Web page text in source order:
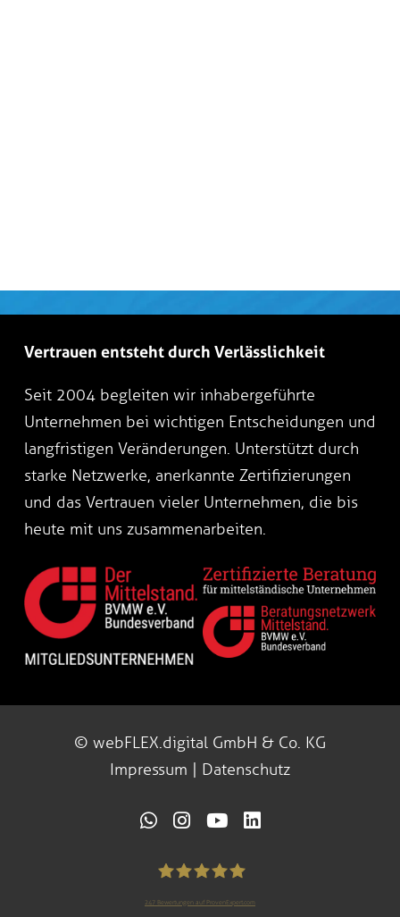
Vertrauen entsteht durch Verlässlichkeit
Seit 2004 begleiten wir inhabergeführte
Unternehmen bei wichtigen Entscheidungen und
langfristigen Veränderungen. Unterstützt durch
starke Netzwerke, anerkannte Zertifizierungen
und das Vertrauen vieler Unternehmen, die bis
heute mit uns zusammenarbeiten.
© webFLEX.digital GmbH & Co. KG
Impressum
Datenschutz
247 Bewertungen auf ProvenExpert.com